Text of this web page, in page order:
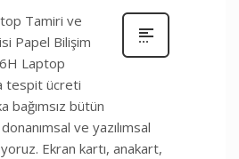
Tamiri ve
Papel Bilişim
Laptop
tespit ücreti
bağımsız bütün
ve yazılımsal
Ekran kartı, anakart,